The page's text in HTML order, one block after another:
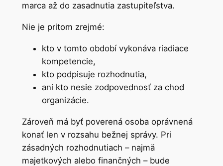
marca až do zasadnutia zastupiteľstva.
Nie je pritom zrejmé:
kto v tomto období vykonáva riadiace
kompetencie,
kto podpisuje rozhodnutia,
ani kto nesie zodpovednosť za chod
organizácie.
Zároveň má byť poverená osoba oprávnená
konať len v rozsahu bežnej správy. Pri
zásadných rozhodnutiach – najmä
majetkových alebo finančných – bude